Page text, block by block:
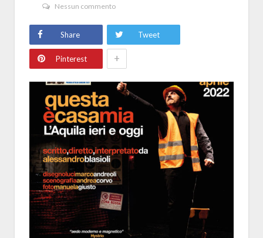
Nessun commento
Share Tweet
Pinterest +